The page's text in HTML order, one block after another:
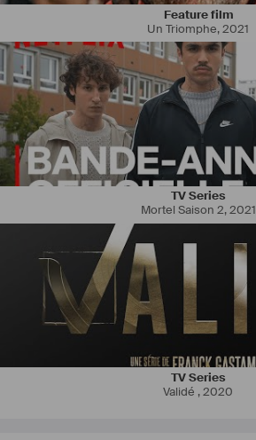
Feature film
Un Triomphe,2021
TV Series
Mortel Saison 2,2021
TV Series
Validé ,2020